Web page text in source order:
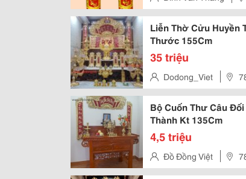
Liễn Thờ Cửu Huyền
Thước 155Cm
35 triệu
Dodong_Viet
Hồ Chí Minh, Việt Nam
Bộ Cuốn Thư Câu
Thành Kt 135Cm
4,5 triệu
Đồ Đồng Việt
Hồ Chí Minh, Việt Nam